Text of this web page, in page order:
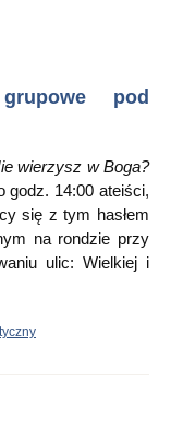
pod
wierzysz w Boga?
godz. 14:00 ateiści,
się z tym hasłem
na rondzie przy
ulic: Wielkiej i